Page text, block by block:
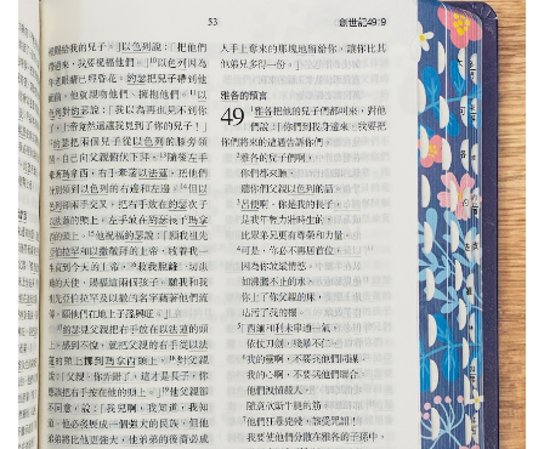
精選英文書
電子書
基道 Top 50